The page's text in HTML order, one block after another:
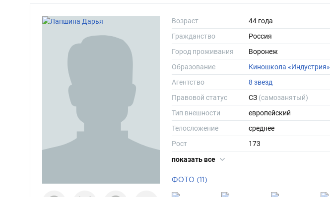
Возраст
44 года
Гражданство
Россия
Город проживания
Воронеж
Образование
Киношкола «Индустрия»
Агентство
8 звезд
Правовой статус
СЗ (самозанятый)
Тип внешности
европейский
Телосложение
среднее
Рост
173
Вес
показать все
ФОТО (11)